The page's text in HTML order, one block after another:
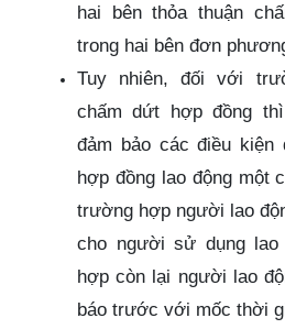
hai bên thỏa thuận
trong hai bên đơn
Tuy nhiên, đối với
chấm dứt hợp đồng
đảm bảo các điều
hợp đồng lao động một
trường hợp người lao
cho người sử dụng
hợp còn lại người lao
báo trước với mốc thời